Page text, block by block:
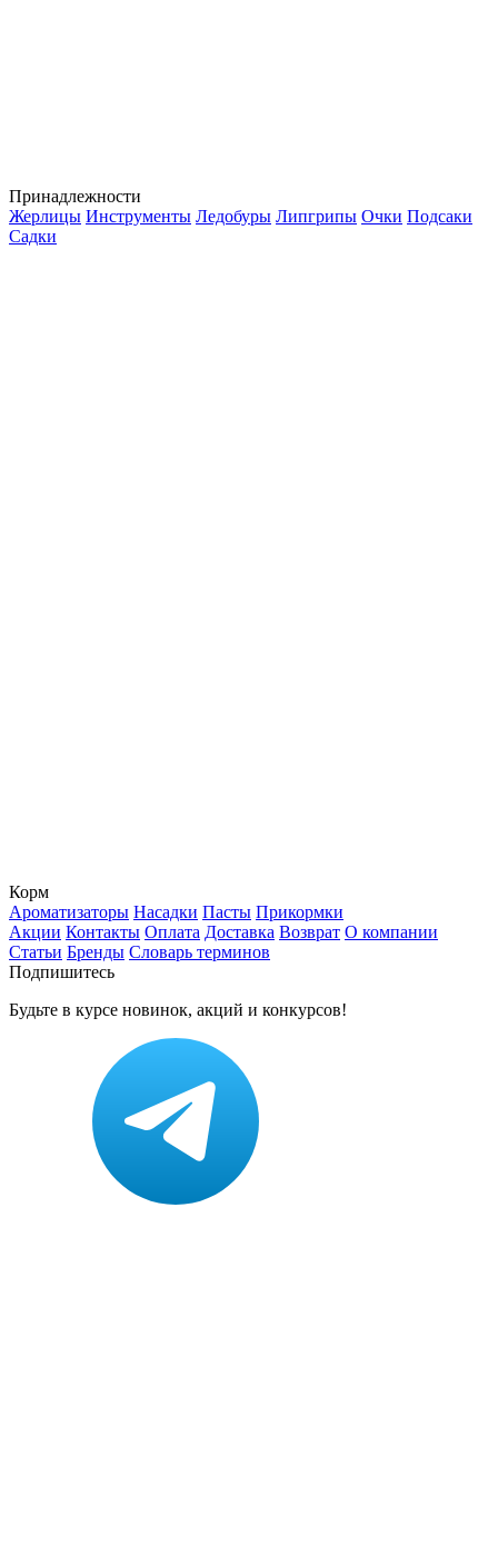
Принадлежности
Жерлицы Инструменты Ледобуры Липгрипы Очки Подсаки
Садки
Корм
Ароматизаторы Насадки Пасты Прикормки
Акции Контакты Оплата Доставка Возврат О компании
Статьи Бренды Словарь терминов
Подпишитесь
Будьте в курсе новинок, акций и конкурсов!